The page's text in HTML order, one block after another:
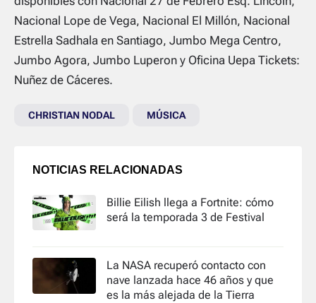
Nacional Lope de Vega, Nacional El Millón, Nacional
Estrella Sadhala en Santiago, Jumbo Mega Centro,
Jumbo Agora, Jumbo Luperon y Oficina Uepa Tickets:
Nuñez de Cáceres.
CHRISTIAN NODAL MÚSICA
NOTICIAS RELACIONADAS
Billie Eilish llega a Fortnite: cómo
será la temporada 3 de Festival
La NASA recuperó contacto con
nave lanzada hace 46 años y que
es la más alejada de la Tierra